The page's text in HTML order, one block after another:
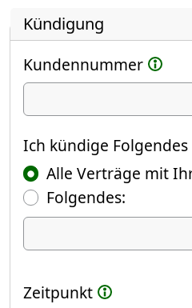
Kündigung
Kundennummer
Ich kündige
Ich kündige Folgendes
Alle Verträge mit
Folgendes:
Ich kündige Folgendes
Zeitpunkt